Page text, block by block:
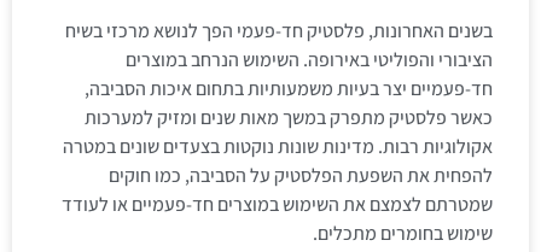
בשנים האחרונות, פלסטיק חד-פעמי הפך לנושא מרכזי בשיח
הציבורי והפוליטי באירופה. השימוש הנרחב במוצרים
חד-פעמיים יצר בעיות משמעותיות בתחום איכות הסביבה,
כאשר פלסטיק מתפרק במשך מאות שנים ומזיק למערכות
אקולוגיות רבות. מדינות שונות נוקטות בצעדים שונים במטרה
להפחית את השפעת הפלסטיק על הסביבה, כמו חוקים
שמטרתם לצמצם את השימוש במוצרים חד-פעמיים או לעודד
שימוש בחומרים מתכלים.